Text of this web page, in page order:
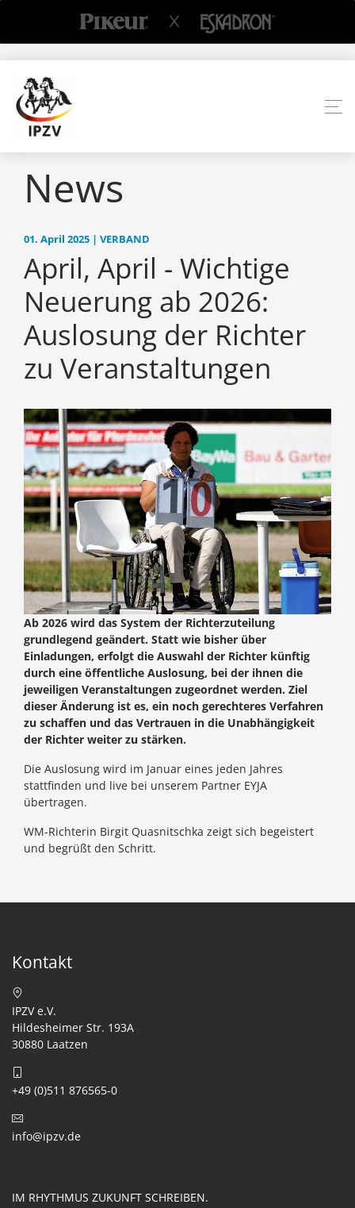
News
01. April 2025 | VERBAND
April, April - Wichtige
Neuerung ab 2026:
Auslosung der Richter
zu Veranstaltungen
Ab 2026 wird das System der Richterzuteilung
grundlegend geändert. Statt wie bisher über
Einladungen, erfolgt die Auswahl der Richter künftig
durch eine öffentliche Auslosung, bei der ihnen die
jeweiligen Veranstaltungen zugeordnet werden. Ziel
dieser Änderung ist es, ein noch gerechteres Verfahren
zu schaffen und das Vertrauen in die Unabhängigkeit
der Richter weiter zu stärken.
Die Auslosung wird im Januar eines jeden Jahres
stattfinden und live bei unserem Partner EYJA
übertragen.
WM-Richterin Birgit Quasnitschka zeigt sich begeistert
und begrüßt den Schritt.
Kontakt
IPZV e.V.
Hildesheimer Str. 193A
30880 Laatzen
+49 (0)511 876565-0
info@ipzv.de
IM RHYTHMUS ZUKUNFT SCHREIBEN.